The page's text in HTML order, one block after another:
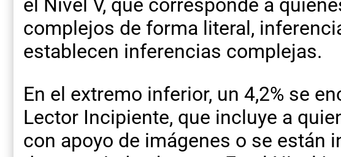
el Nivel V, que corresponde a
complejos de forma literal,
establecen inferencias complejas.
En el extremo inferior, un 4,2% se
Lector Incipiente, que incluye a
con apoyo de imágenes o se están